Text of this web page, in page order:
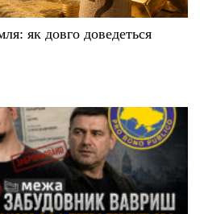
як довго доведеться